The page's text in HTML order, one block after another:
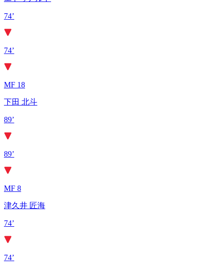
74’
74’
MF 18
下田 北斗
89’
89’
MF 8
津久井 匠海
74’
74’